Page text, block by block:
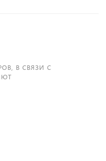
В СВЯЗИ С